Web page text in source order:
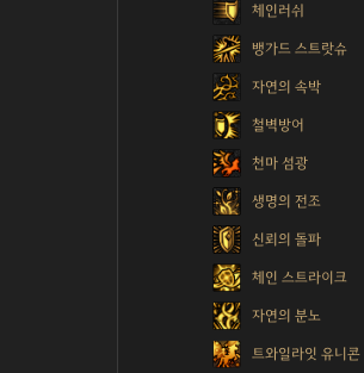
체인러쉬
뱅가드 스트랏슈
자연의 속박
철벽방어
천마 섬광
생명의 전조
신뢰의 돌파
체인 스트라이크
자연의 분노
트와일라잇 유니콘